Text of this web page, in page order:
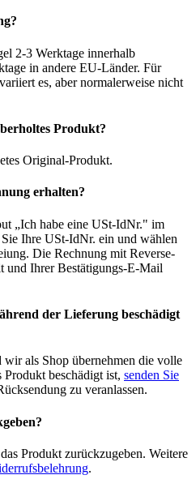
2-3 Werktage innerhalb
in andere EU-Länder. Für
es, aber normalerweise nicht
Produkt?
Original-Produkt.
erhalten?
„Ich habe eine USt-IdNr." im
Sie Ihre USt-IdNr. ein und wählen
Die Rechnung mit Reverse-
und Ihrer Bestätigungs-E-Mail
der Lieferung beschädigt
als Shop übernehmen die volle
beschädigt ist, senden Sie
zu veranlassen.
Produkt zurückzugeben. Weitere
.